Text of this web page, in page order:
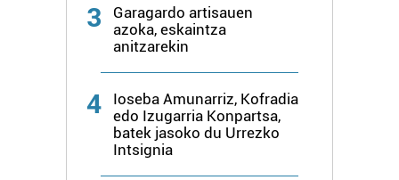
3
Garagardo artisauen
azoka, eskaintza
anitzarekin
4
Ioseba Amunarriz, Kofradia
edo Izugarria Konpartsa,
batek jasoko du Urrezko
Intsignia